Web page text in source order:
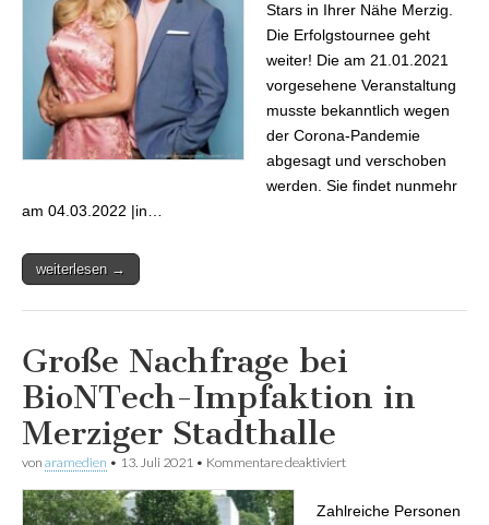
Stars in Ihrer Nähe Merzig.
Die Erfolgstournee geht
weiter! Die am 21.01.2021
vorgesehene Veranstaltung
musste bekanntlich wegen
der Corona-Pandemie
abgesagt und verschoben
werden. Sie findet nunmehr
am 04.03.2022 |in…
weiterlesen →
Große Nachfrage bei
BioNTech-Impfaktion in
Merziger Stadthalle
von aramedien • 13. Juli 2021 • Kommentare deaktiviert
Zahlreiche Personen